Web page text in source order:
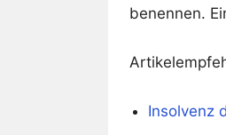
benennen.
Insolvenz